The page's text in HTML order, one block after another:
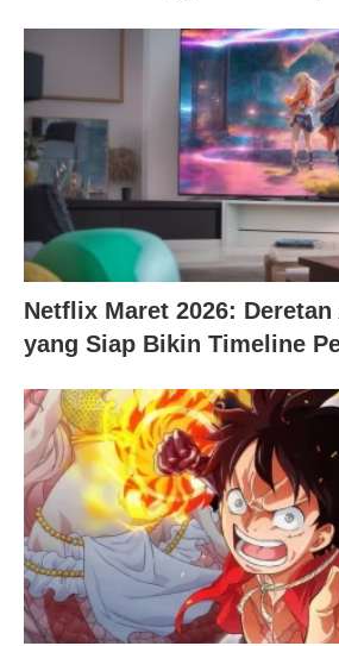
Netflix Maret 2026:
yang Siap Bikin Timeline